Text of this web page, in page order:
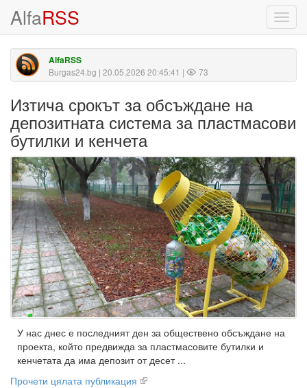
AlfaRSS
AlfaRSS
Burgas24.bg | 20.05.2026 20:45:41 | 73
Изтича срокът за обсъждане на
депозитната система за пластмасови
бутилки и кенчета
У нас днес е последният ден за обществено обсъждане на
проекта, който предвижда за пластмасовите бутилки и
кенчетата да има депозит от десет ...
Прочети цялата публикация